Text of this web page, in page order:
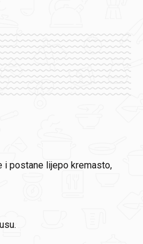
i postane lijepo kremasto,